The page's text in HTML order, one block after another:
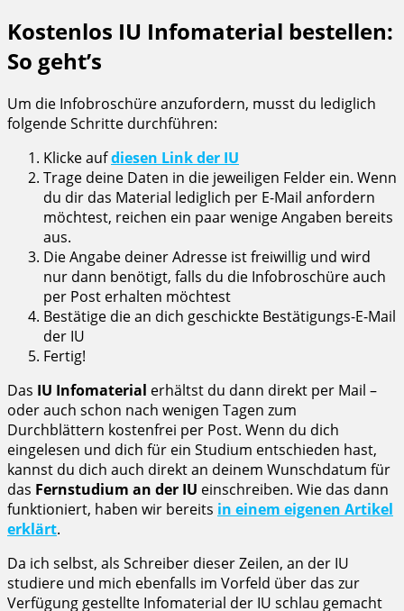
Kostenlos IU Infomaterial bestellen:
So geht’s
Um die Infobroschüre anzufordern, musst du lediglich
folgende Schritte durchführen:
Klicke aufdiesen Link der IU
Trage deine Daten in die jeweiligen Felder ein. Wenn
du dir das Material lediglich per E-Mail anfordern
möchtest, reichen ein paar wenige Angaben bereits
aus.
Die Angabe deiner Adresse ist freiwillig und wird
nur dann benötigt, falls du die Infobroschüre auch
per Post erhalten möchtest
Bestätige die an dich geschickte Bestätigungs-E-Mail
der IU
Fertig!
Das IU Infomaterial erhältst du dann direkt per Mail –
oder auch schon nach wenigen Tagen zum
Durchblättern kostenfrei per Post. Wenn du dich
eingelesen und dich für ein Studium entschieden hast,
kannst du dich auch direkt an deinem Wunschdatum für
das Fernstudium an der IU einschreiben. Wie das dann
funktioniert, haben wir bereits in einem eigenen Artikel
erklärt.
Da ich selbst, als Schreiber dieser Zeilen, an der IU
studiere und mich ebenfalls im Vorfeld über das zur
Verfügung gestellte Infomaterial der IU schlau gemacht